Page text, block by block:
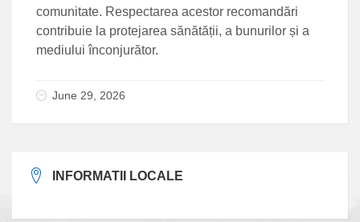
comunitate. Respectarea acestor recomandări
contribuie la protejarea sănătății, a bunurilor și a
mediului înconjurător.
June 29, 2026
INFORMATII LOCALE